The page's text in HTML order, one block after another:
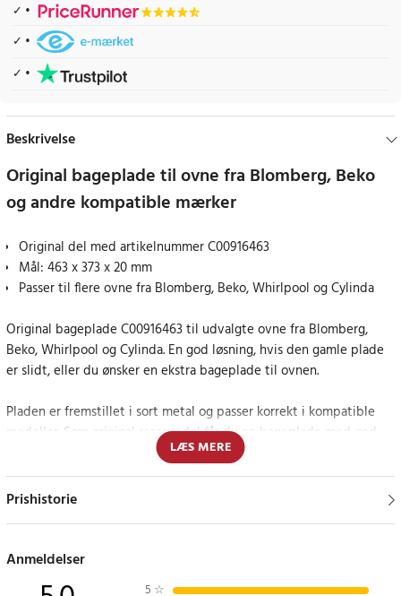
Beskrivelse
Original bageplade til ovne fra Blomberg, Beko
og andre kompatible mærker
Original del med artikelnummer C00916463
Mål: 463 x 373 x 20 mm
Passer til flere ovne fra Blomberg, Beko, Whirlpool og Cylinda
Original bageplade C00916463 til udvalgte ovne fra Blomberg,
Beko, Whirlpool og Cylinda. En god løsning, hvis den gamle plade
er slidt, eller du ønsker en ekstra bageplade til ovnen.
Pladen er fremstillet i sort metal og passer korrekt i kompatible
modeller. Som original reservedel får du en bageplade med god
pasform og en kvalitet, der er lavet til daglig brug.
Ekstra plads og praktisk løsning til ovnen
gang og er praktisk at have ved hånden i hverdagen.
LÆS MERE
Prishistorie
Anmeldelser
5 ☆